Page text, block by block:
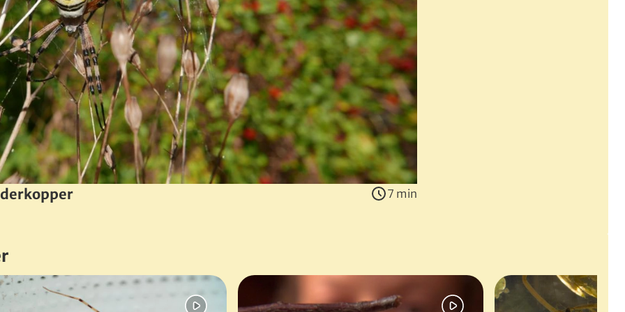
7 min
sand kunstner. Hun har mange forskellige typer af spind, tilmed i flere farver. Hendes ægkokon er et rent